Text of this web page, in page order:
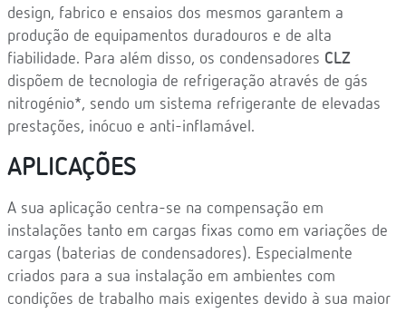
design, fabrico e ensaios dos mesmos garantem a
produção de equipamentos duradouros e de alta
fiabilidade. Para além disso, os condensadores CLZ
dispõem de tecnologia de refrigeração através de gás
nitrogénio*, sendo um sistema refrigerante de elevadas
prestações, inócuo e anti-inflamável.
APLICAÇÕES
A sua aplicação centra-se na compensação em
instalações tanto em cargas fixas como em variações de
cargas (baterias de condensadores). Especialmente
criados para a sua instalação em ambientes com
condições de trabalho mais exigentes devido à sua maior